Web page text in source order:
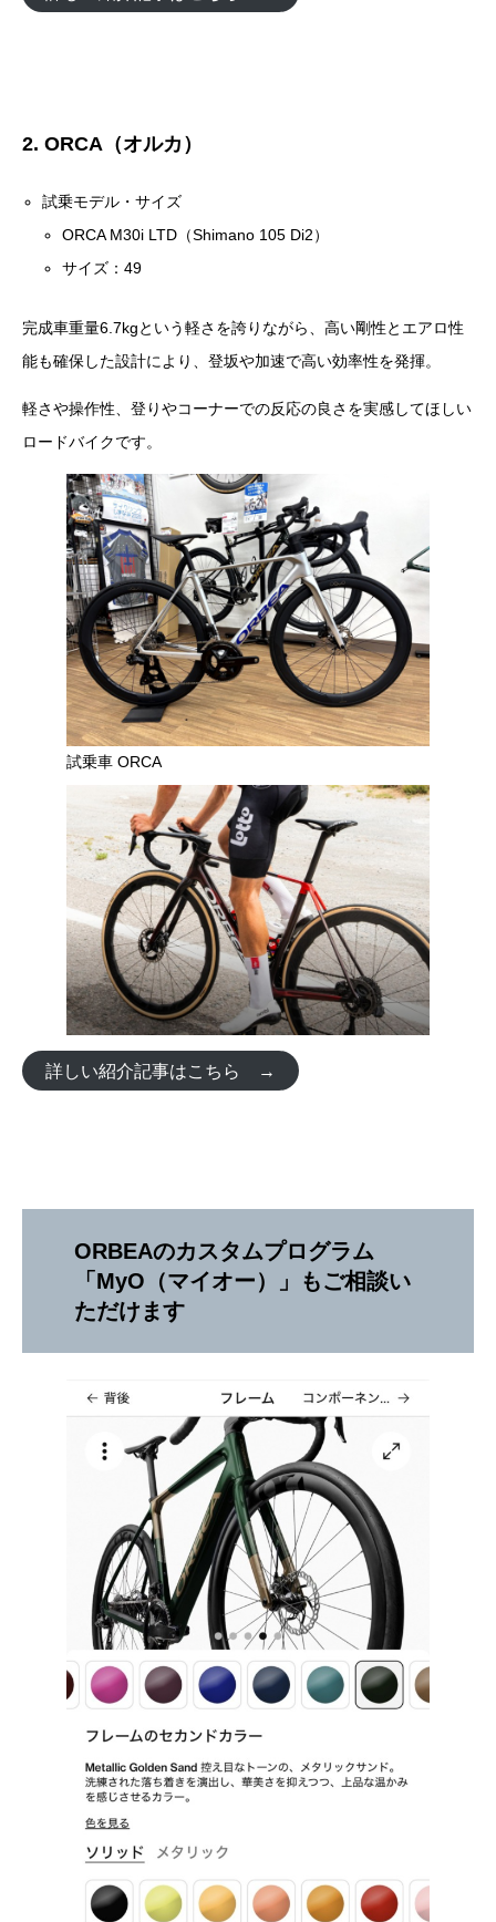
2. ORCA（オルカ）
試乗モデル・サイズ
ORCA M30i LTD（Shimano 105 Di2）
サイズ：49
完成車重量6.7kgという軽さを誇りながら、高い剛性とエアロ性
能も確保した設計により、登坂や加速で高い効率性を発揮。
軽さや操作性、登りやコーナーでの反応の良さを実感してほしい
ロードバイクです。
試乗車 ORCA
詳しい紹介記事はこちら →
ORBEAのカスタムプログラム
「MyO（マイオー）」もご相談い
ただけます